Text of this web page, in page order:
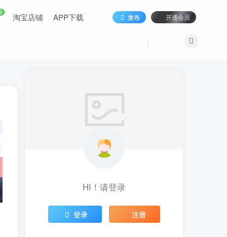
淘宝店铺 APP下载 发布 开通会员
HI！请登录
登录 注册